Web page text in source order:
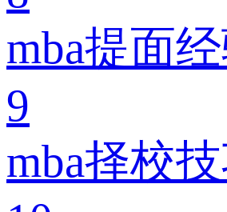
mba提面
9
mba择校